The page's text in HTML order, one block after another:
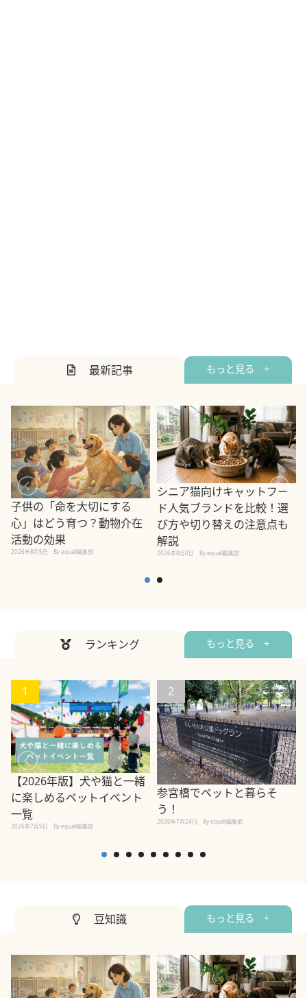
最新記事 もっと見る +
子供の「命を大切にする
心」はどう育つ？動物介在
活動の効果
2026年8月5日 By equall編集部
シニア猫向けキャットフー
ド人気ブランドを比較！選
び方や切り替えの注意点も
解説
2026年8月4日 By equall編集部
ランキング もっと見る +
1
【2026年版】犬や猫と一緒
に楽しめるペットイベント
一覧
2026年7月5日 By equall編集部
2
参宮橋でペットと暮らそ
う！
2020年7月24日 By equall編集部
豆知識 もっと見る +